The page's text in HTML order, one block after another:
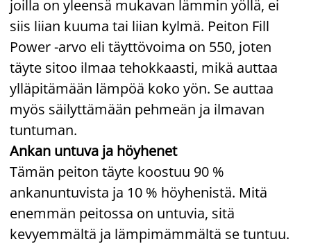
joilla on yleensä mukavan lämmin yöllä, ei
siis liian kuuma tai liian kylmä. Peiton Fill
Power -arvo eli täyttövoima on 550, joten
täyte sitoo ilmaa tehokkaasti, mikä auttaa
ylläpitämään lämpöä koko yön. Se auttaa
myös säilyttämään pehmeän ja ilmavan
tuntuman.
Ankan untuva ja höyhenet
Tämän peiton täyte koostuu 90 %
ankanuntuvista ja 10 % höyhenistä. Mitä
enemmän peitossa on untuvia, sitä
kevyemmältä ja lämpimämmältä se tuntuu.